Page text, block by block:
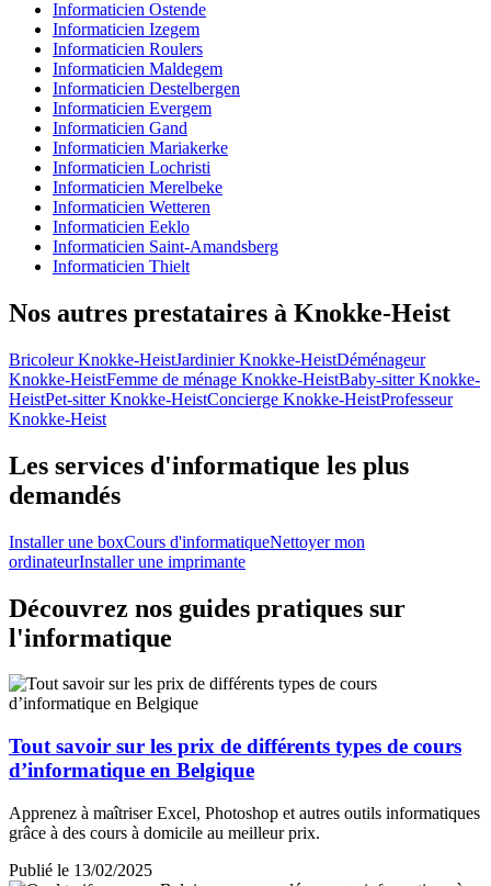
Informaticien Ostende
Informaticien Izegem
Informaticien Roulers
Informaticien Maldegem
Informaticien Destelbergen
Informaticien Evergem
Informaticien Gand
Informaticien Mariakerke
Informaticien Lochristi
Informaticien Merelbeke
Informaticien Wetteren
Informaticien Eeklo
Informaticien Saint-Amandsberg
Informaticien Thielt
Nos autres prestataires à Knokke-Heist
Bricoleur Knokke-HeistJardinier Knokke-HeistDéménageur
Knokke-HeistFemme de ménage Knokke-HeistBaby-sitter Knokke-
HeistPet-sitter Knokke-HeistConcierge Knokke-HeistProfesseur
Knokke-Heist
Les services d'informatique les plus
demandés
Installer une boxCours d'informatiqueNettoyer mon
ordinateurInstaller une imprimante
Découvrez nos guides pratiques sur
l'informatique
Tout savoir sur les prix de différents types de cours
d’informatique en Belgique
Apprenez à maîtriser Excel, Photoshop et autres outils informatiques
grâce à des cours à domicile au meilleur prix.
Publié le 13/02/2025